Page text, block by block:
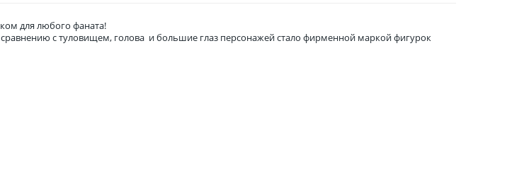
для любого фаната!
с туловищем, голова и большие глаз персонажей стало фирменной маркой фигурок